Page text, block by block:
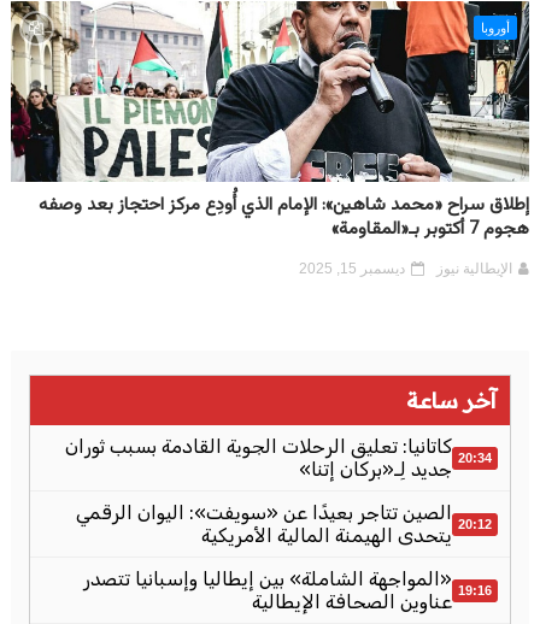
أوروبا
إطلاق سراح «محمد شاهين»: الإمام الذي أُودِع مركز احتجاز بعد وصفه
هجوم 7 أكتوبر بـ«المقاومة»
الإيطالية نيوز ديسمبر 15, 2025
آخر ساعة
20:34 كاتانيا: تعليق الرحلات الجوية القادمة بسبب ثوران
جديد لِـ«بركان إتنا»
20:12 الصين تتاجر بعيدًا عن «سويفت»: اليوان الرقمي
يتحدى الهيمنة المالية الأمريكية
19:16 «المواجهة الشاملة» بين إيطاليا وإسبانيا تتصدر
عناوين الصحافة الإيطالية